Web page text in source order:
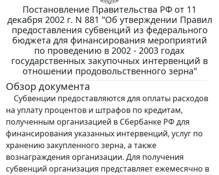
Постановление Правительства РФ от 11
декабря 2002 г. N 881 "Об утверждении Правил
предоставления субвенций из федерального
бюджета для финансирования мероприятий
по проведению в 2002 - 2003 годах
государственных закупочных интервенций в
отношении продовольственного зерна"
Обзор документа
Субвенции предоставляются для оплаты расходов
на уплату процентов и штрафов по кредитам,
полученным организацией в Сбербанке РФ для
финансирования указанных интервенций, услуг по
хранению закупленного зерна, а также
вознаграждения организации. Для получения
субвенций организация представляет ежемесячно в